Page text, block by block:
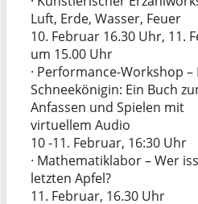
Luft, Erde, Wasser, Feuer
10. Februar 16.30 Uhr, 11.
um 15.00 Uhr
· Performance-Workshop –
Schneekönigin: Ein Buch
Anfassen und Spielen mit
virtuellem Audio
10 -11. Februar, 16:30 Uhr
· Mathematiklabor – Wer
letzten Apfel?
11. Februar, 16.30 Uhr